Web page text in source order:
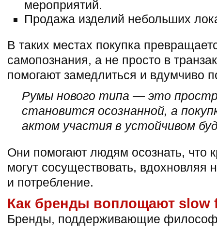
мероприятий.
Продажа изделий небольших
В таких местах покупка
самопознания, а не просто в
помогают замедлиться и вдумчиво
Румы нового типа — это
становится осознанной, а
актом участия в устойчивом
Они помогают людям осознать, что
могут сосуществовать, вдохновляя
и потребление.
Как бренды воплощают slow
Бренды, поддерживающие